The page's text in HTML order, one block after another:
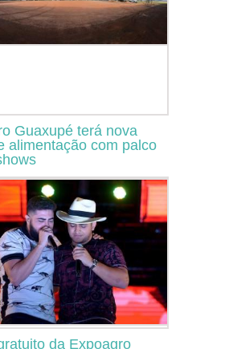
Guaxupé terá nova
alimentação com palco
da Expoagro